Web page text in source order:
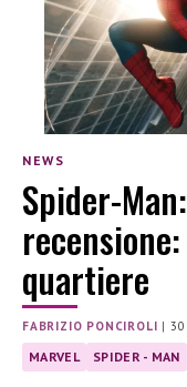
NEWS
Spider-
quartiere
FABRIZIO PONCIROLI |
MARVEL SPIDER - MAN